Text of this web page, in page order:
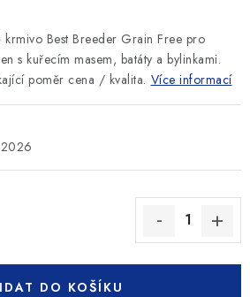
Best Breeder Grain Free pro
s kuřecím masem, batáty a bylinkami.
poměr cena / kvalita. Více informací
DO KOŠÍKU